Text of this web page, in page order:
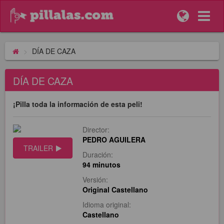
DÍA DE CAZA
DÍA DE CAZA
¡Pilla toda la información de esta peli!
TRAILER
Director:
PEDRO AGUILERA
Duración:
94 minutos
Versión:
Original Castellano
Idioma original:
Castellano